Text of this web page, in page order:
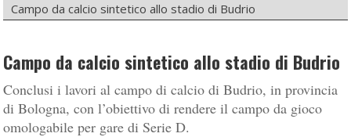
Campo da calcio sintetico allo stadio di Budrio
Campo da calcio sintetico allo stadio di Budrio
Conclusi i lavori al campo di calcio di Budrio, in provincia
di Bologna, con l’obiettivo di rendere il campo da gioco
omologabile per gare di Serie D.